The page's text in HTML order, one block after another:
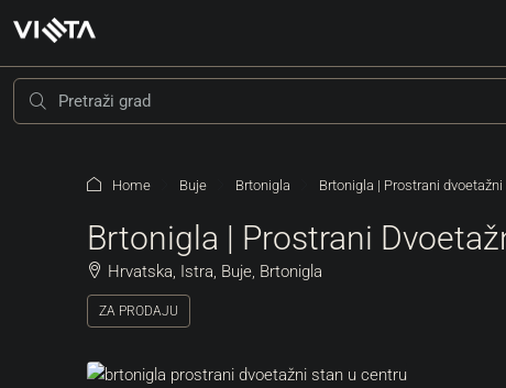
Home Buje Brtonigla Brtonigla | Prostrani
Brtonigla | Prostrani
Hrvatska, Istra, Buje, Brtonigla
ZA PRODAJU